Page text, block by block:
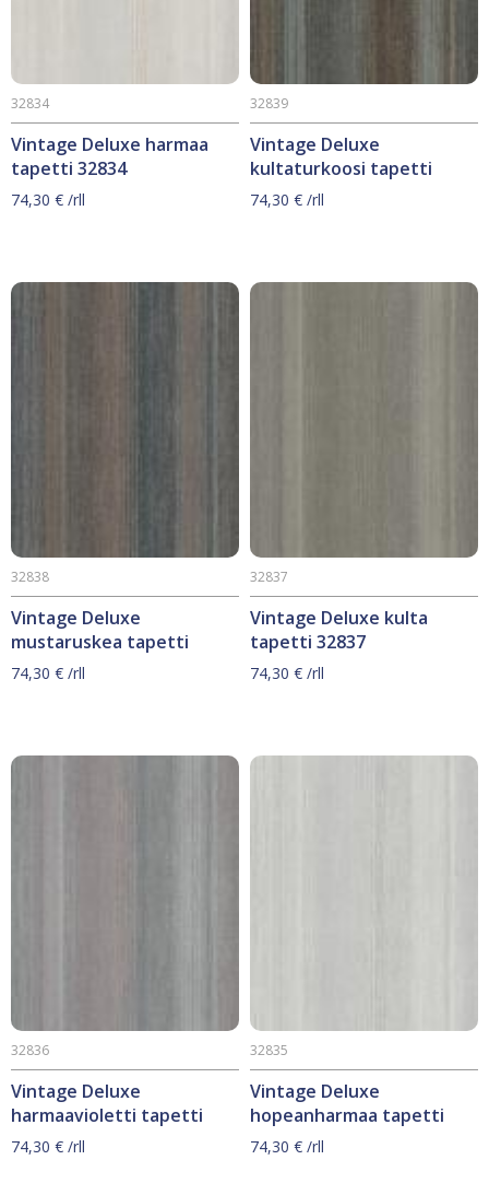
Vintage Deluxe harmaa
tapetti 32834
32834
74,30 € /rll
Vintage Deluxe
kultaturkoosi tapetti
32839
74,30 € /rll
Vintage Deluxe
mustaruskea tapetti
32838
74,30 € /rll
Vintage Deluxe kulta
tapetti 32837
32837
74,30 € /rll
Vintage Deluxe
harmaavioletti tapetti
32836
74,30 € /rll
Vintage Deluxe
hopeanharmaa tapetti
32835
74,30 € /rll